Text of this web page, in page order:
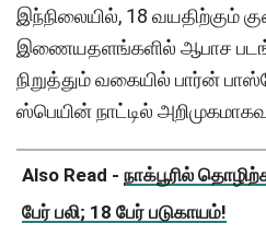
இந்நிலையில், 18 வயதிற்கும்
இணையதளங்களில் ஆபாச
நிறுத்தும் வகையில் பார்ன்
ஸ்பெயின் நாட்டில்
Also Read - நாக்பூரில்
பேர் பலி; 18 பேர் படுகாயம்!